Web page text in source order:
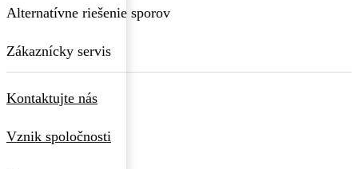
Alternatívne riešenie sporov
Zákaznícky servis
Kontaktujte nás
Vznik spoločnosti